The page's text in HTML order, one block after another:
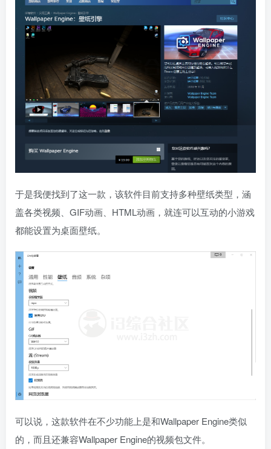
于是我便找到了这一款，该软件目前支持多种壁纸类型，涵
盖各类视频、GIF动画、HTML动画，就连可以互动的小游戏
都能设置为桌面壁纸。
可以说，这款软件在不少功能上是和Wallpaper Engine类似
的，而且还兼容Wallpaper Engine的视频包文件。